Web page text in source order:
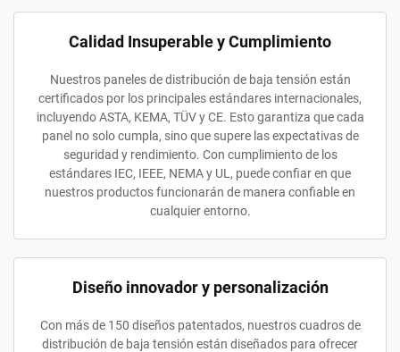
Calidad Insuperable y Cumplimiento
Nuestros paneles de distribución de baja tensión están
certificados por los principales estándares internacionales,
incluyendo ASTA, KEMA, TÜV y CE. Esto garantiza que cada
panel no solo cumpla, sino que supere las expectativas de
seguridad y rendimiento. Con cumplimiento de los
estándares IEC, IEEE, NEMA y UL, puede confiar en que
nuestros productos funcionarán de manera confiable en
cualquier entorno.
Diseño innovador y personalización
Con más de 150 diseños patentados, nuestros cuadros de
distribución de baja tensión están diseñados para ofrecer